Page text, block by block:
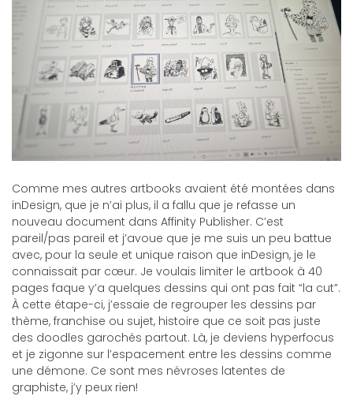
Comme mes autres artbooks avaient été montées dans
inDesign, que je n’ai plus, il a fallu que je refasse un
nouveau document dans Affinity Publisher. C’est
pareil/pas pareil et j’avoue que je me suis un peu battue
avec, pour la seule et unique raison que inDesign, je le
connaissait par cœur. Je voulais limiter le artbook à 40
pages faque y’a quelques dessins qui ont pas fait “la cut”.
À cette étape-ci, j’essaie de regrouper les dessins par
thème, franchise ou sujet, histoire que ce soit pas juste
des doodles garochés partout. Là, je deviens hyperfocus
et je zigonne sur l’espacement entre les dessins comme
une démone. Ce sont mes névroses latentes de
graphiste, j’y peux rien!